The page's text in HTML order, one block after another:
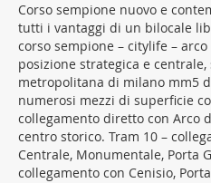
Corso sempione nuovo e
tutti i vantaggi di un bilocale
corso sempione – citylife –
posizione strategica e
metropolitana di milano mm5
numerosi mezzi di superficie
collegamento diretto con Arco
centro storico. Tram 10 –
Centrale, Monumentale, Porta
collegamento con Cenisio,